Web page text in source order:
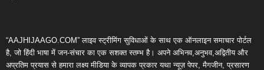
“AAJHIJAAGO.COM” लाइव स्ट्रीमिंग सुविधाओं के साथ एक ऑनलाइन समाचार पोर्टल
है, जो हिंदी भाषा में जन-संचार का एक सशक्त स्तम्भ है। अपने अभिनव,अनुभव,अद्वितीय और
अप्रतिम प्रयास से हमारा लक्ष्य मीडिया के व्यापक प्रकार यथा न्यूज़ पेपर, मैगजीन, प्रसारण